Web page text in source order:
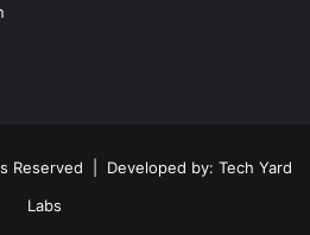
Reserved | Developed by: Tech Yard
Labs